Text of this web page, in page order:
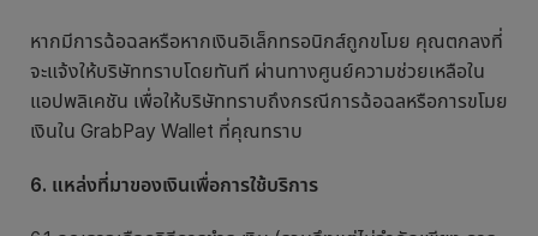
หากมีการฉ้อฉลหรือหากเงินอิเล็กทรอนิกส์ถูกขโมย คุณตกลงที่
จะแจ้งให้บริษัททราบโดยทันที ผ่านทางศูนย์ความช่วยเหลือใน
แอปพลิเคชัน เพื่อให้บริษัททราบถึงกรณีการฉ้อฉลหรือการขโมย
เงินใน GrabPay Wallet ที่คุณทราบ
6. แหล่งที่มาของเงินเพื่อการใช้บริการ